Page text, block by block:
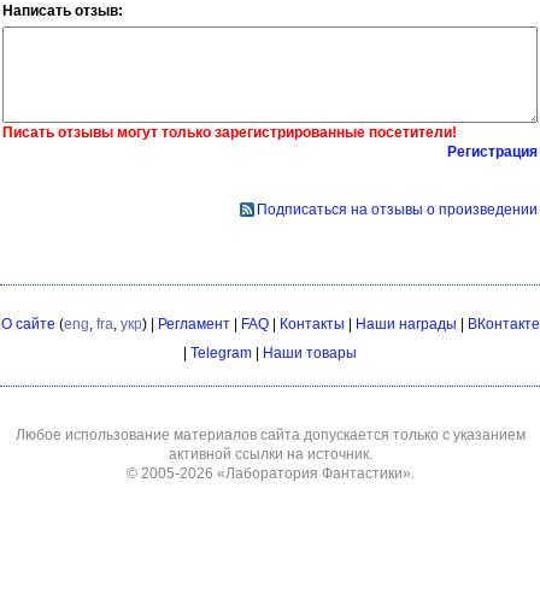
Написать отзыв:
Писать отзывы могут только зарегистрированные посетители!
Регистрация
Подписаться на отзывы о произведении
О сайте (eng fra укр) | Регламент| FAQ| Контакты | Наши награды | ВКонтакте
| Telegram | Наши товары
Любое использование материалов сайта допускается только с указанием
активной ссылки на источник.
© 2005-2026 «Лаборатория Фантастики»